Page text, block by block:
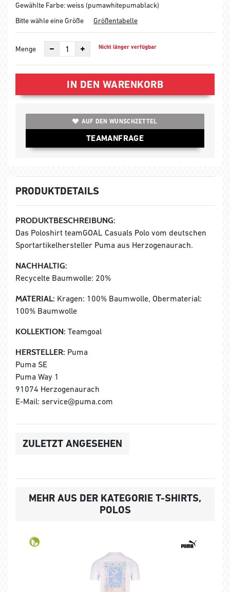
Gewählte Farbe: weiss (pumawhitepumablack)
Bitte wähle eine Größe
Größentabelle
Menge Nicht länger verfügbar
IN DEN WARENKORB
AUF DEN WUNSCHZETTEL
TEAMANFRAGE
PRODUKTDETAILS
PRODUKTBESCHREIBUNG:
Das Poloshirt teamGOAL Casuals Polo vom deutschen
Sportartikelhersteller Puma aus Herzogenaurach.
NACHHALTIG:
Recycelte Baumwolle: 20%
MATERIAL: Kragen: 100% Baumwolle, Obermaterial:
100% Baumwolle
KOLLEKTION: Teamgoal
HERSTELLER: Puma
Puma SE
Puma Way 1
91074 Herzogenaurach
E-Mail: service@puma.com
ZULETZT ANGESEHEN
MEHR AUS DER KATEGORIE T-SHIRTS,
POLOS